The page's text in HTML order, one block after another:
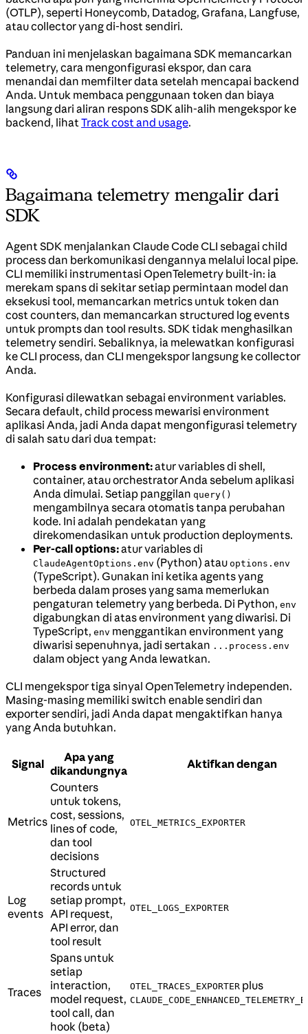
(OTLP), seperti Honeycomb, Datadog, Grafana, Langfuse,
atau collector yang di-host sendiri.
Panduan ini menjelaskan bagaimana SDK memancarkan
telemetry, cara mengonfigurasi ekspor, dan cara
menandai dan memfilter data setelah mencapai backend
Anda. Untuk membaca penggunaan token dan biaya
langsung dari aliran respons SDK alih-alih mengekspor ke
backend, lihatTrack cost and usage.
Bagaimana telemetry mengalir dari
SDK
Agent SDK menjalankan Claude Code CLI sebagai child
process dan berkomunikasi dengannya melalui local pipe.
CLI memiliki instrumentasi OpenTelemetry built-in: ia
merekam spans di sekitar setiap permintaan model dan
eksekusi tool, memancarkan metrics untuk token dan
cost counters, dan memancarkan structured log events
untuk prompts dan tool results. SDK tidak menghasilkan
telemetry sendiri. Sebaliknya, ia melewatkan konfigurasi
ke CLI process, dan CLI mengekspor langsung ke collector
Anda.
Konfigurasi dilewatkan sebagai environment variables.
Secara default, child process mewarisi environment
aplikasi Anda, jadi Anda dapat mengonfigurasi telemetry
di salah satu dari dua tempat:
Process environment:atur variables di shell,
container, atau orchestrator Anda sebelum aplikasi
Anda dimulai. Setiap panggilan query()
mengambilnya secara otomatis tanpa perubahan
kode. Ini adalah pendekatan yang
direkomendasikan untuk production deployments.
Per-call options:atur variables di
ClaudeAgentOptions.env (Python) atau options.env
(TypeScript). Gunakan ini ketika agents yang
berbeda dalam proses yang sama memerlukan
pengaturan telemetry yang berbeda. Di Python, env
digabungkan di atas environment yang diwarisi. Di
TypeScript, env menggantikan environment yang
diwarisi sepenuhnya, jadi sertakan ...process.env
dalam object yang Anda lewatkan.
CLI mengekspor tiga sinyal OpenTelemetry independen.
Masing-masing memiliki switch enable sendiri dan
exporter sendiri, jadi Anda dapat mengaktifkan hanya
yang Anda butuhkan.
Signal
Apa yang
dikandungnya
Aktifkan dengan
Metrics
Counters
untuk tokens,
cost, sessions,
lines of code,
dan tool
decisions
OTEL_METRICS_EXPORTER
Log
events
Structured
records untuk
setiap prompt,
API request,
API error, dan
tool result
OTEL_LOGS_EXPORTER
Traces
Spans untuk
setiap
interaction,
model request,
tool call, dan
hook (beta)
OTEL_TRACES_EXPORTER plus